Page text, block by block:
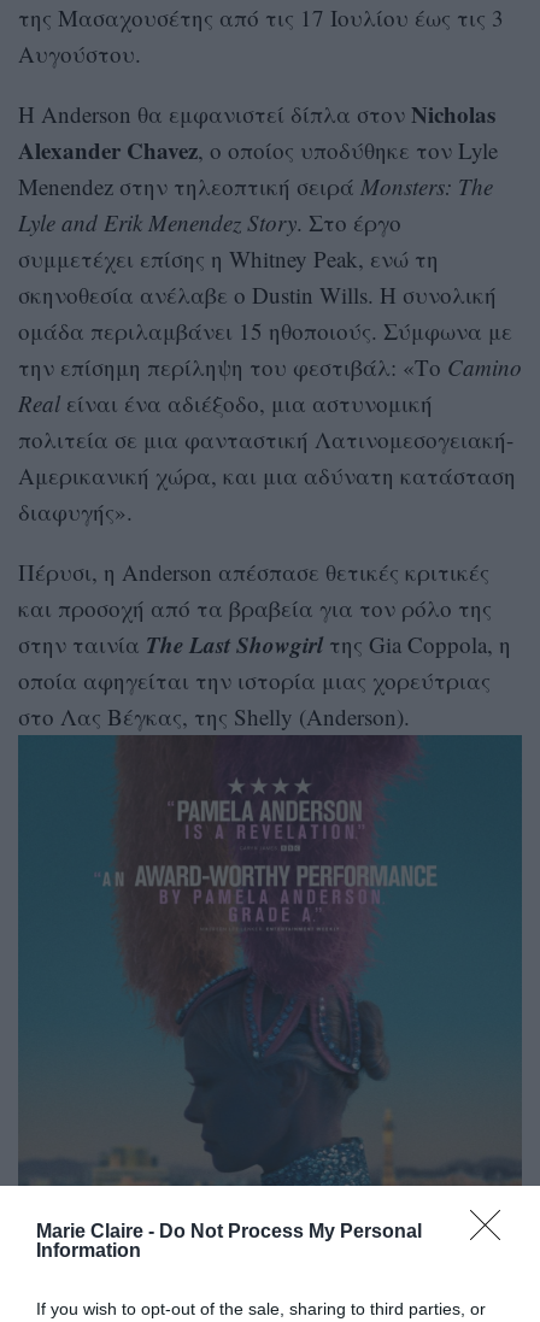
Marie Claire - Do Not Process My Personal
Information
If you wish to opt-out of the sale, sharing to third parties, or
της Μασαχουσέτης από τις 17 Ιουλίου έως τις 3
Αυγούστου.
Η Anderson θα εμφανιστεί δίπλα στον Nicholas
Alexander Chavez, ο οποίος υποδύθηκε τον Lyle
Menendez στην τηλεοπτική σειρά Monsters: The
Lyle and Erik Menendez Story. Στο έργο
συμμετέχει επίσης η Whitney Peak, ενώ τη
σκηνοθεσία ανέλαβε ο Dustin Wills. Η συνολική
ομάδα περιλαμβάνει 15 ηθοποιούς. Σύμφωνα με
την επίσημη περίληψη του φεστιβάλ: «Το Camino
Real είναι ένα αδιέξοδο, μια αστυνομική
πολιτεία σε μια φανταστική Λατινομεσογειακή-
Αμερικανική χώρα, και μια αδύνατη κατάσταση
διαφυγής».
Πέρυσι, η Anderson απέσπασε θετικές κριτικές
και προσοχή από τα βραβεία για τον ρόλο της
στην ταινία The Last Showgirl της Gia Coppola, η
οποία αφηγείται την ιστορία μιας χορεύτριας
στο Λας Βέγκας, της Shelly (Anderson).